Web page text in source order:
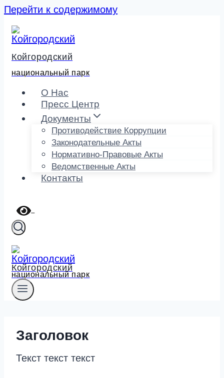
Перейти к содержимому
Койгородский
национальный парк
О Нас
Пресс Центр
Документы
Противодействие Коррупции
Законодательные Акты
Нормативно-Правовые Акты
Ведомственные Акты
Контакты
Койгородский
национальный парк
Заголовок
Текст текст текст